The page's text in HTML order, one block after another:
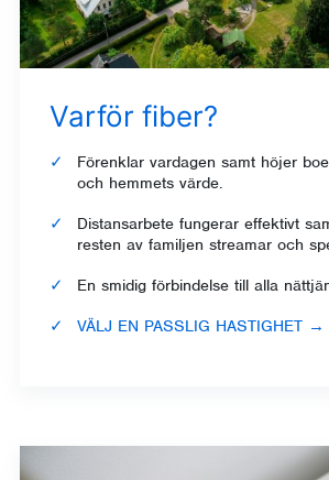
Varför fiber?
Förenklar vardagen samt höjer
och hemmets värde.
Distansarbete fungerar effektivt
resten av familjen streamar och
En smidig förbindelse till alla
VÄLJ EN PASSLIG HASTIGHET →